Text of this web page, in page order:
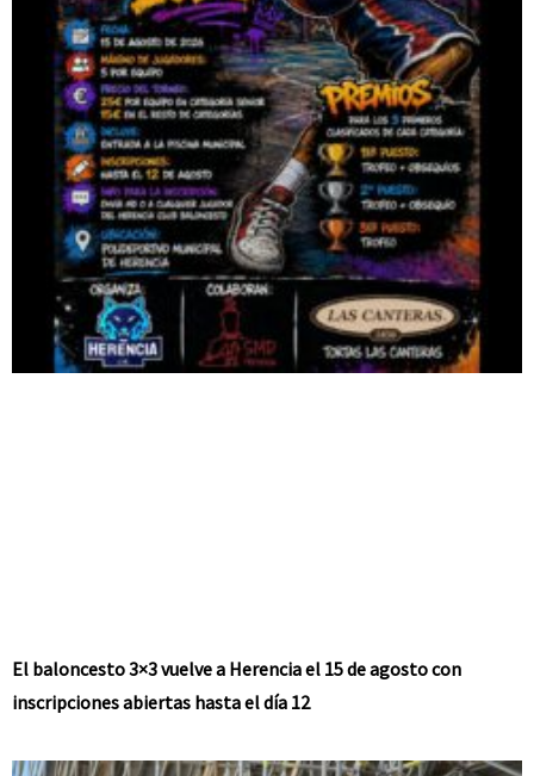
El baloncesto 3×3 vuelve a Herencia el 15 de agosto con
inscripciones abiertas hasta el día 12